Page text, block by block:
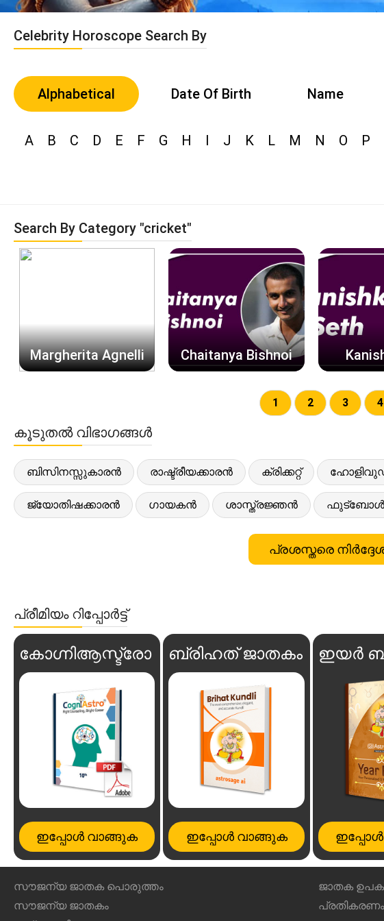
Celebrity Horoscope Search By
Alphabetical Date Of Birth Name
A B C D E F G H I J K L M N O P
Search By Category "cricket"
Margherita Agnelli Chaitanya Bishnoi
1 2 3 4
കൂടുതൽ വിഭാഗങ്ങൾ
ബിസിനസ്സുകാരൻ രാഷ്ട്രീയക്കാരൻ ക്രിക്കറ്റ്
ജ്യോതിഷക്കാരൻ ഗായകൻ ശാസ്ത്രജ്ഞൻ ഫുട്ബോൾ
പ്രശസ്തരെ
പ്രീമിയം റിപ്പോർട്ട്
കോഗ്നിആസ്ട്രോ
ഇപ്പോൾ വാങ്ങുക
ബ്രിഹത് ജാതകം
ഇപ്പോൾ വാങ്ങുക
ഇയർ
സൗജന്യ ജാതക പൊരുത്തം
സൗജന്യ ജാതകം
ജാതക
പ്രതികരണം